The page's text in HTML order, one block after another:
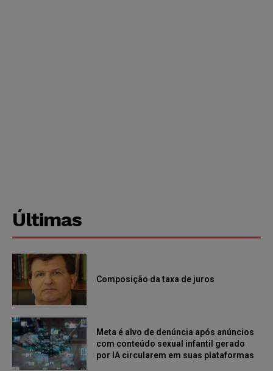
Últimas
Composição da taxa de juros
Meta é alvo de denúncia após anúncios
com conteúdo sexual infantil gerado
por IA circularem em suas plataformas